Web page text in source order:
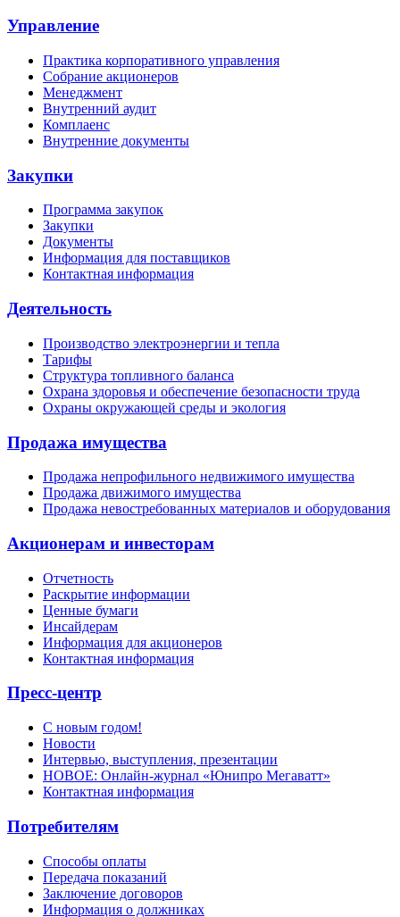
Управление
Практика корпоративного управления
Собрание акционеров
Менеджмент
Внутренний аудит
Комплаенс
Внутренние документы
Закупки
Программа закупок
Закупки
Документы
Информация для поставщиков
Контактная информация
Деятельность
Производство электроэнергии и тепла
Тарифы
Структура топливного баланса
Охрана здоровья и обеспечение безопасности труда
Охраны окружающей среды и экология
Продажа имущества
Продажа непрофильного недвижимого имущества
Продажа движимого имущества
Продажа невостребованных материалов и оборудования
Акционерам и инвесторам
Отчетность
Раскрытие информации
Ценные бумаги
Инсайдерам
Информация для акционеров
Контактная информация
Пресс-центр
С новым годом!
Новости
Интервью, выступления, презентации
НОВОЕ: Онлайн-журнал «Юнипро Мегаватт»
Контактная информация
Потребителям
Способы оплаты
Передача показаний
Заключение договоров
Информация о должниках